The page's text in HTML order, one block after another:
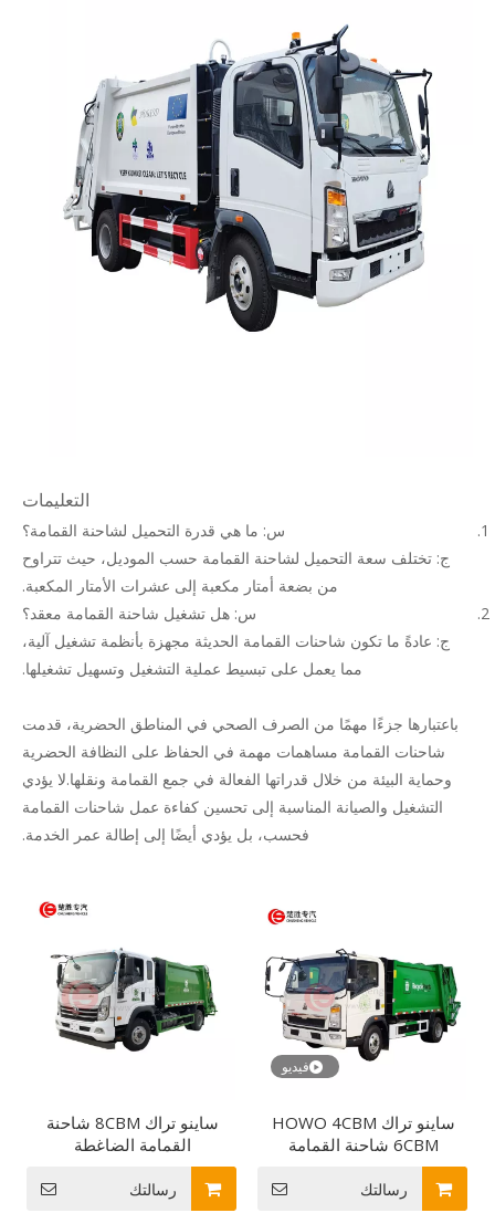
التعليمات
س: ما هي قدرة التحميل لشاحنة القمامة؟
ج: تختلف سعة التحميل لشاحنة القمامة حسب الموديل، حيث تتراوح
من بضعة أمتار مكعبة إلى عشرات الأمتار المكعبة.
س: هل تشغيل شاحنة القمامة معقد؟
ج: عادةً ما تكون شاحنات القمامة الحديثة مجهزة بأنظمة تشغيل آلية،
مما يعمل على تبسيط عملية التشغيل وتسهيل تشغيلها.
باعتبارها جزءًا مهمًا من الصرف الصحي في المناطق الحضرية، قدمت
شاحنات القمامة مساهمات مهمة في الحفاظ على النظافة الحضرية
وحماية البيئة من خلال قدراتها الفعالة في جمع القمامة ونقلها.لا يؤدي
التشغيل والصيانة المناسبة إلى تحسين كفاءة عمل شاحنات القمامة
فحسب، بل يؤدي أيضًا إلى إطالة عمر الخدمة.
ساينو تراك 8CBM شاحنة
القمامة الضاغطة
رسالتك
فيديو
ساينو تراك HOWO 4CBM
6CBM شاحنة القمامة
الضاغطة شاحنة القمامة
الصغيرة
رسالتك